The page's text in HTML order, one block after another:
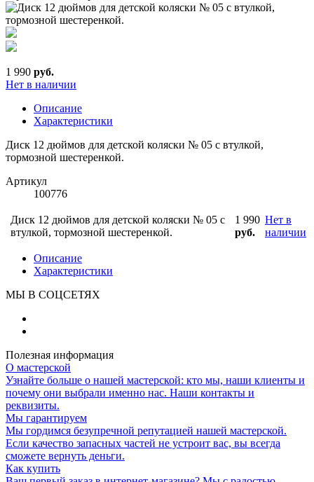
1 990 руб.
Нет в наличии
Описание
Характеристики
Диск 12 дюймов для детской коляски № 05 с втулкой,
тормозной шестеренкой.
Артикул
100776
Диск 12 дюймов для детской коляски № 05 с
втулкой, тормозной шестеренкой.
1 990
руб.
Нет в
наличии
Описание
Характеристики
МЫ В СОЦСЕТЯХ
Полезная информация
О мастерской
Узнайте больше о нашей мастерской: кто мы, наши клиенты и
почему они выбрали именно нас. Наши контакты и
реквизиты.
Мы гарантируем
Мы гордимся безупречной репутацией нашей мастерской.
Если качество запасных частей не устроит вас, вы всегда
сможете вернуть деньги.
Как купить